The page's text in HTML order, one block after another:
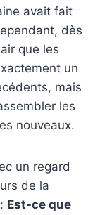
avait fait
dès
que les
un
mais
les
nouveaux.
un regard
de la
Est-ce que